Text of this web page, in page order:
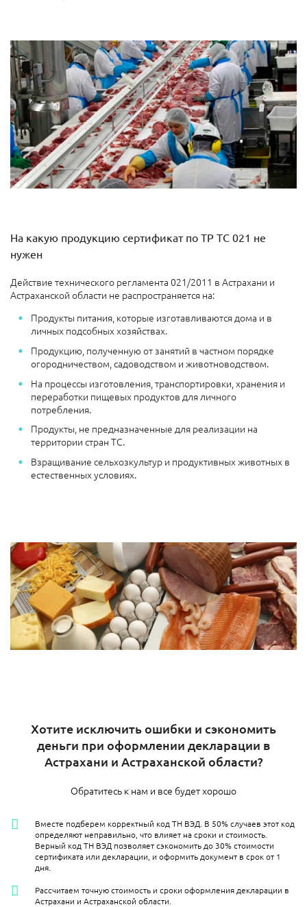
На какую продукцию сертификат по ТР ТС 021 не
нужен
Действие технического регламента 021/2011 в Астрахани и
Астраханской области не распространяется на:
Продукты питания, которые изготавливаются дома и в
личных подсобных хозяйствах.
Продукцию, полученную от занятий в частном порядке
огородничеством, садоводством и животноводством.
На процессы изготовления, транспортировки, хранения и
переработки пищевых продуктов для личного
потребления.
Продукты, не предназначенные для реализации на
территории стран ТС.
Взращивание сельхозкультур и продуктивных животных в
естественных условиях.
Хотите исключить ошибки и сэкономить
деньги при оформлении декларации в
Астрахани и Астраханской области?
Обратитесь к нам и все будет хорошо
Вместе подберем корректный код ТН ВЭД. В 50% случаев этот код
определяют неправильно, что влияет на сроки и стоимость.
Верный код ТН ВЭД позволяет сэкономить до 30% стоимости
сертификата или декларации, и оформить документ в срок от 1
дня.
Рассчитаем точную стоимость и сроки оформления декларации в
Астрахани и Астраханской области.